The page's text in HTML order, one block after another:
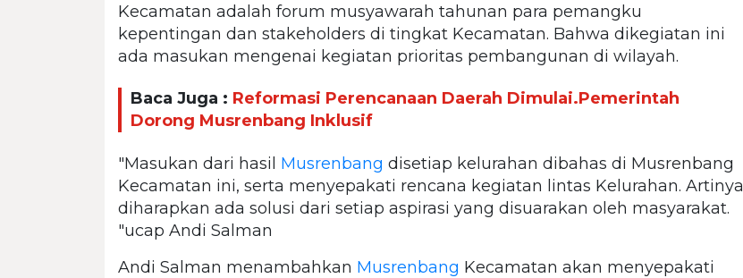
Kecamatan adalah forum musyawarah tahunan para pemangku
kepentingan dan stakeholders di tingkat Kecamatan. Bahwa dikegiatan ini
ada masukan mengenai kegiatan prioritas pembangunan di wilayah.
Baca Juga : Reformasi Perencanaan Daerah Dimulai.Pemerintah
Dorong Musrenbang Inklusif
"Masukan dari hasil Musrenbang disetiap kelurahan dibahas di Musrenbang
Kecamatan ini, serta menyepakati rencana kegiatan lintas Kelurahan. Artinya
diharapkan ada solusi dari setiap aspirasi yang disuarakan oleh masyarakat.
"ucap Andi Salman
Andi Salman menambahkan Musrenbang Kecamatan akan menyepakati